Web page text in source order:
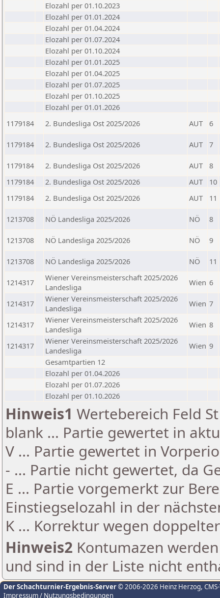
Elozahl per 01.10.2023
Elozahl per 01.01.2024
Elozahl per 01.04.2024
Elozahl per 01.07.2024
Elozahl per 01.10.2024
Elozahl per 01.01.2025
Elozahl per 01.04.2025
Elozahl per 01.07.2025
Elozahl per 01.10.2025
Elozahl per 01.01.2026
1179184
2. Bundesliga Ost 2025/2026 AUT 6
1179184 2. Bundesliga Ost 2025/2026 AUT 7
1179184 2. Bundesliga Ost 2025/2026 AUT
8
1179184
2. Bundesliga Ost 2025/2026 AUT
10
1179184
2. Bundesliga Ost 2025/2026 AUT 11
1213708 NÖ Landesliga 2025/2026 NÖ 8
1213708 NÖ Landesliga 2025/2026 NÖ 9
1213708 NÖ Landesliga 2025/2026 NÖ 11
1214317
Wiener Vereinsmeisterschaft 2025/2026
Landesliga
Wien 6
1214317
Wiener Vereinsmeisterschaft 2025/2026
Landesliga
Wien 7
1214317
Wiener Vereinsmeisterschaft 2025/2026
Landesliga
Wien 8
1214317
Wiener Vereinsmeisterschaft 2025/2026
Landesliga
Wien 9
Gesamtpartien 12
Elozahl per 01.04.2026
Elozahl per 01.07.2026
Elozahl per 01.10.2026
Hinweis1 Wertebereich Feld
blank ... Partie gewertet in
V ... Partie gewertet in
- ... Partie nicht gewertet, da
E ... Partie vorgemerkt zur
Einstiegselozahl in der
K ... Korrektur wegen
Hinweis2 Kontumazen
und sind in der Liste nicht
Der Schachturnier-Ergebnis-Server© 2006-2026 Heinz Herzog,
Impressum / Nutzungsbedingungen